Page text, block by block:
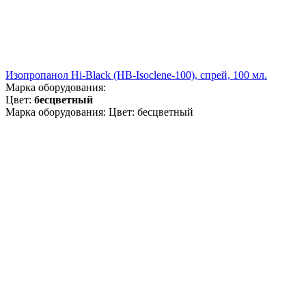
Изопропанол Hi-Black (HB-Isoclene-100), спрей, 100 мл.
Марка оборудования:
Цвет: бесцветный
Марка оборудования: Цвет: бесцветный